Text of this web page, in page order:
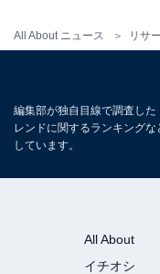
All About ニュース リサ
編集部が独自目線で調査し
レンドに関するランキング
しています。
All About
イチオシ